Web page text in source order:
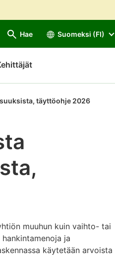
Hae Suomeksi (FI)
täyttöohje 2026
muuhun kuin vaihto- tai
ja
käytetään arvoista